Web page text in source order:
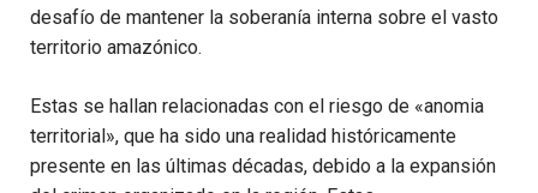
desafío de mantener la soberanía interna sobre el vasto
territorio amazónico.
Estas se hallan relacionadas con el riesgo de «anomia
territorial», que ha sido una realidad históricamente
presente en las últimas décadas, debido a la expansión